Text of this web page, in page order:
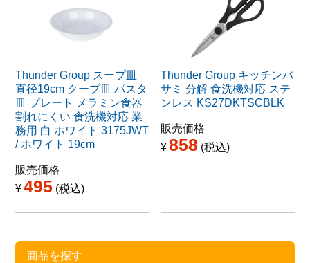
Thunder Group スープ皿
直径19cm クープ皿 パスタ
皿 プレート メラミン食器
割れにくい 食洗機対応 業
務用 白 ホワイト 3175JWT
/ ホワイト 19cm
販売価格
¥495 税込
Thunder Group キッチンバ
サミ 分解 食洗機対応 ステ
ンレス KS27DKTSCBLK
販売価格
¥858 税込
商品を探す